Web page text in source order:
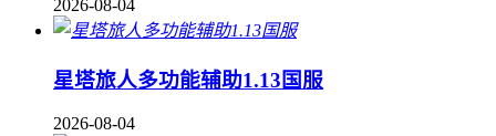
2026-08-04
星塔旅人多功能辅助1.13国服
2026-08-04